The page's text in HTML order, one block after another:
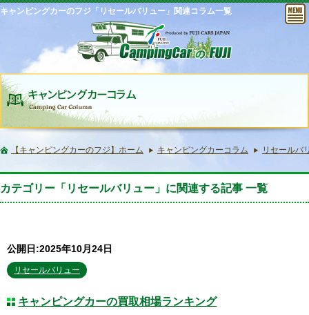
キャンピングカーのフジ「リセールバリュー」関連コラム一覧
【キャンピングカーのフジ】ホーム キャンピングカーコラム リセールバ
カテゴリー「リセールバリュー」に関連する記事 一覧
公開日:2025年10月24日
リセールバリュー
キャンピングカーの買取相場ランキング